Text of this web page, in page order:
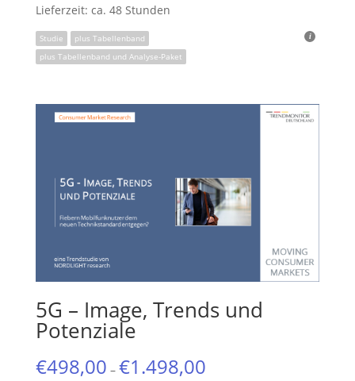
Lieferzeit: ca. 48 Stunden
Studie
plus Tabellenband
plus Tabellenband und Analyse-Paket
5G – Image, Trends und
Potenziale
€498,00 – €1.498,00